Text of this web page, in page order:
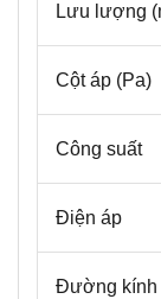
Lưu lượng
Cột áp (Pa)
Công suất
Điện áp
Đường kính